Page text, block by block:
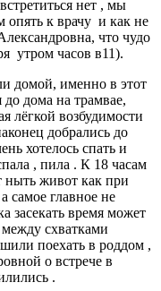
нет , мы
к врачу и как не
что чудо
утром часов в11).
домой, именно в этот
дома на трамвае,
лёгкой возбудимости
добрались до
хотелось спать и
, пила . К 18 часам
ныть живот как при
самое главное не
засекать время может
между схватками
поехать в роддом ,
о встрече в
.